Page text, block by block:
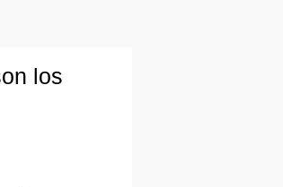
los